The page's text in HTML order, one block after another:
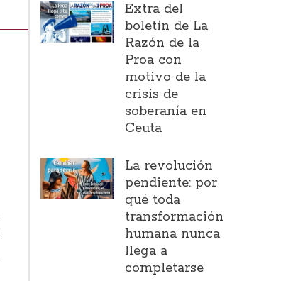
Extra del
boletín de La
Razón de la
Proa con
motivo de la
crisis de
soberanía en
Ceuta
La revolución
pendiente: por
qué toda
transformación
humana nunca
llega a
completarse